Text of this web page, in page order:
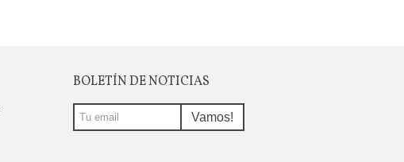
BOLETÍN DE NOTICIAS
Vamos!